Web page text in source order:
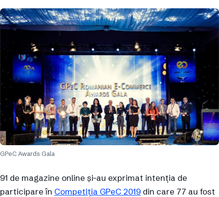
GPeC Awards Gala
91 de magazine online și-au exprimat intenția de
participare în Competiția GPeC 2019 din care 77 au fost